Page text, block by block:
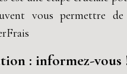
vous permettre
: informez-vous